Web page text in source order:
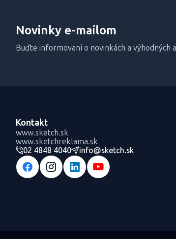
Novinky e-mailom
Buďte informovaní o novinkách a výhodných
Kontakt
www.sketch.sk
www.sketchreklama.sk
02 4848 4040
info@sketch.sk